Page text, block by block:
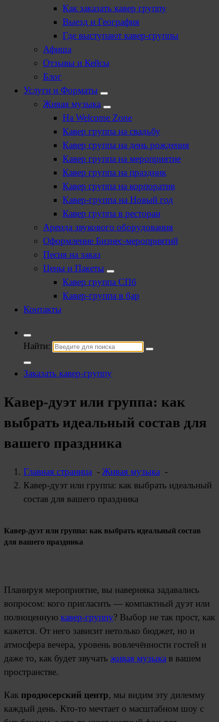
Как заказать кавер группу
Выезд и География
Где выступают кавер-группы
Афиша
Отзывы и Кейсы
Блог
Услуги и Форматы
Живая музыка
На Welcome Zone
Кавер группа на свадьбу
Кавер группа на день рождения
Кавер группа на мероприятие
Кавер группа на праздник
Кавер группа на корпоратив
Кавер-группа на Новый год
Кавер группа в ресторан
Аренда звукового оборудования
Оформление Бизнес-мероприятий
Песня на заказ
Цены и Пакеты
Кавер группа СПб
Кавер-группа в бар
Контакты
Найти:
Заказать кавер-группу
Кавер-дуэт или группа: как
выбрать идеальный состав для
вашего праздника
Главная страница - Живая музыка -
Кавер-дуэт или группа: как выбрать идеальный
состав для вашего праздника
Кавер-дуэт или группа: как выбрать идеальный состав
для вашего праздника
Планируя мероприятие, вы наверняка задавались
вопросом: кого пригласить — компактный дуэт или
полноценную кавер-группу? Выбор не так прост, как
кажется. От него зависит нетолько бюджет, но и
атмосфера вечера, уровень вовлечённости гостей и
даже то, как будет звучать живая музыка в вашем
пространстве.
Как продюсерский центр, мы видим эту дилемму
каждый день. Кто-то мечтает о масштабном шоу с